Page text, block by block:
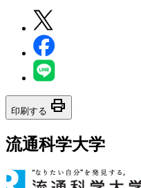
印刷する print
流通科学大学